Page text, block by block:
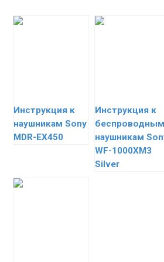
Инструкция к
наушникам Sony
MDR-EX450
Инструкция к
беспроводным
наушникам
WF-1000XM3
Silver